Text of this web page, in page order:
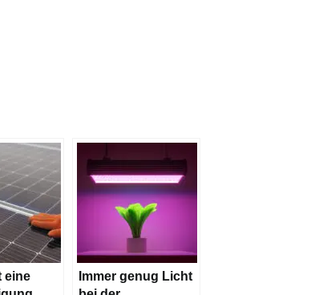
eine
Immer genug Licht